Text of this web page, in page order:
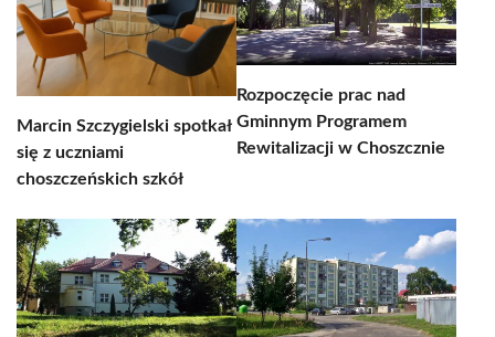
Marcin Szczygielski spotkał
się z uczniami
choszczeńskich szkół
Rozpoczęcie prac nad
Gminnym Programem
Rewitalizacji w Choszcznie